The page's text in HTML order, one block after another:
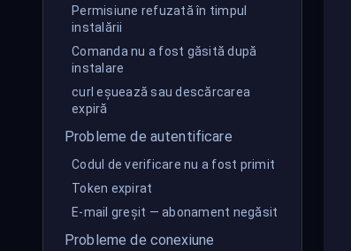
Permisiune refuzată în timpul
instalării
Comanda nu a fost găsită după
instalare
curl eșuează sau descărcarea
expiră
Probleme de autentificare
Codul de verificare nu a fost primit
Token expirat
E-mail greșit — abonament negăsit
Probleme de conexiune